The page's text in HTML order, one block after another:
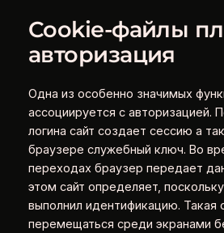
Cookie-файлы
авторизация
Одна из особенно значимых
ассоциируется с авторизацией.
логина сайт создает сессию а
браузере служебный ключ. Во
переходах браузер передает
этом сайт определяет,
выполнил идентификацию. Такая
перемещаться среди экранами